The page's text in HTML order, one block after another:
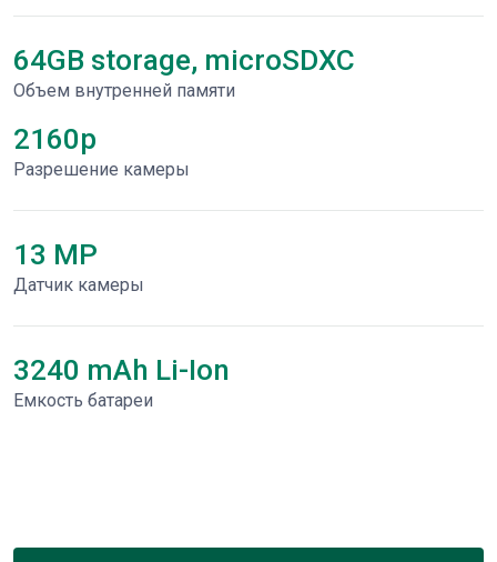
64GB storage, microSDXC
Объем внутренней памяти
2160p
Разрешение камеры
13 MP
Датчик камеры
3240 mAh Li-Ion
Емкость батареи